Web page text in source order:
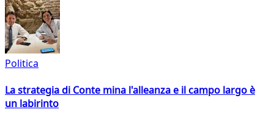
Politica
La strategia di Conte mina l'alleanza e il campo largo è
un labirinto